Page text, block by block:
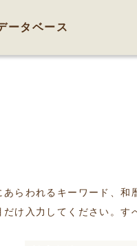
ータベース
らわれるキーワード、
だけ入力してください。